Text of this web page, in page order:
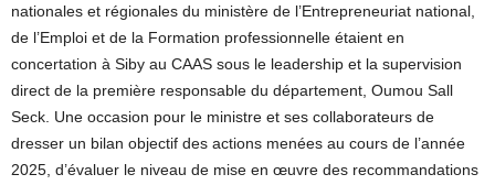
nationales et régionales du ministère de l’Entrepreneuriat national,
de l’Emploi et de la Formation professionnelle étaient en
concertation à Siby au CAAS sous le leadership et la supervision
direct de la première responsable du département, Oumou Sall
Seck. Une occasion pour le ministre et ses collaborateurs de
dresser un bilan objectif des actions menées au cours de l’année
2025, d’évaluer le niveau de mise en œuvre des recommandations